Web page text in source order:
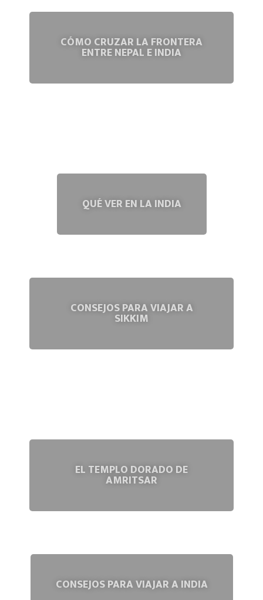
CÓMO CRUZAR LA FRONTERA
ENTRE NEPAL E INDIA
QUÉ VER EN LA INDIA
CONSEJOS PARA VIAJAR A
SIKKIM
EL TEMPLO DORADO DE
AMRITSAR
CONSEJOS PARA VIAJAR A INDIA